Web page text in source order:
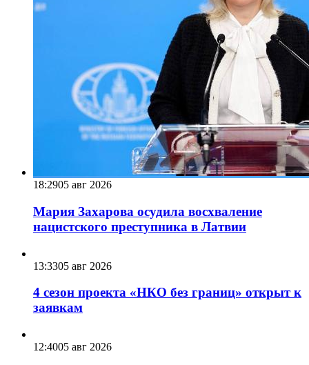
18:2905 авг 2026
Мария Захарова осудила восхваление
нацистского преступника в Латвии
13:3305 авг 2026
4 сезон проекта «НКО без границ» открыт к
заявкам
12:4005 авг 2026